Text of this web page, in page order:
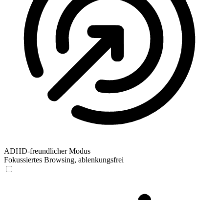
ADHD-freundlicher Modus
Fokussiertes Browsing, ablenkungsfrei